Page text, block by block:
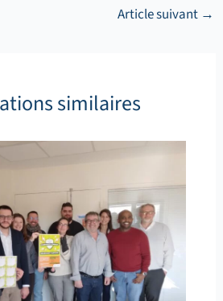
Article suivant →
similaires